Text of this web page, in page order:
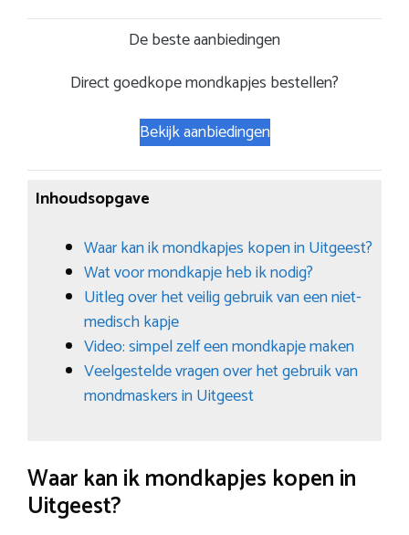
De beste aanbiedingen
Direct goedkope mondkapjes bestellen?
Bekijk aanbiedingen
Inhoudsopgave
Waar kan ik mondkapjes kopen in Uitgeest?
Wat voor mondkapje heb ik nodig?
Uitleg over het veilig gebruik van een niet-
medisch kapje
Video: simpel zelf een mondkapje maken
Veelgestelde vragen over het gebruik van
mondmaskers in Uitgeest
Waar kan ik mondkapjes kopen in
Uitgeest?